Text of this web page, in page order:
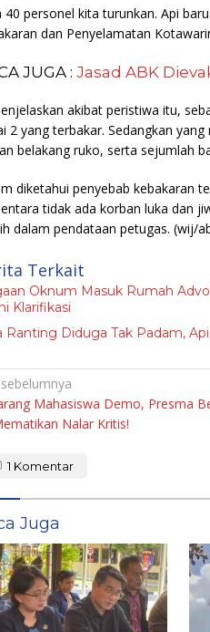
40 personel kita turunkan. Api
dan Penyelamatan
JUGA : Jasad ABK
akibat peristiwa itu,
2 yang terbakar. Sedangkan
belakang ruko, serta sejumlah
diketahui penyebab kebakaran
tidak ada korban luka dan
dalam pendataan petugas. (wij/
Terkait
Oknum Masuk Rumah
Klarifikasi
Ranting Diduga Tak Padam,
Mahasiswa Demo, Presma
Nalar Kritis!
1 Komentar
Juga